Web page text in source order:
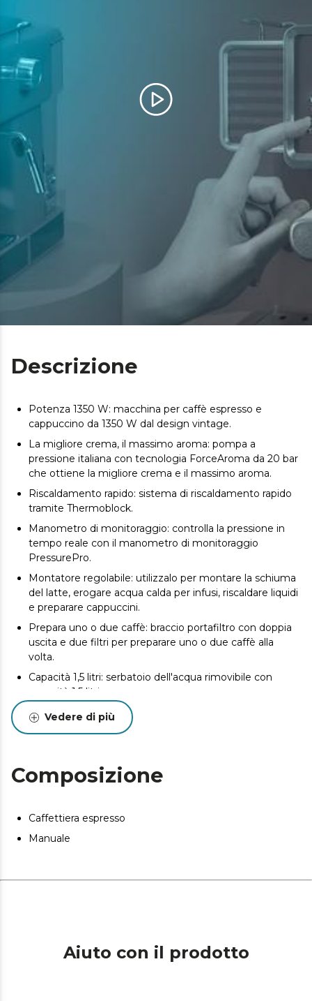
Descrizione
Potenza 1350 W: macchina per caffè espresso e
cappuccino da 1350 W dal design vintage.
La migliore crema, il massimo aroma: pompa a
pressione italiana con tecnologia ForceAroma da 20 bar
che ottiene la migliore crema e il massimo aroma.
Riscaldamento rapido: sistema di riscaldamento rapido
tramite Thermoblock.
Manometro di monitoraggio: controlla la pressione in
tempo reale con il manometro di monitoraggio
PressurePro.
Montatore regolabile: utilizzalo per montare la schiuma
del latte, erogare acqua calda per infusi, riscaldare liquidi
e preparare cappuccini.
Prepara uno o due caffè: braccio portafiltro con doppia
uscita e due filtri per preparare uno o due caffè alla
volta.
Capacità 1,5 litri: serbatoio dell'acqua rimovibile con
capacità 1,5 litri.
Misurino: include misurino con pressino per caffè.
Vedere di più
Composizione
Caffettiera espresso
Manuale
Aiuto con il prodotto